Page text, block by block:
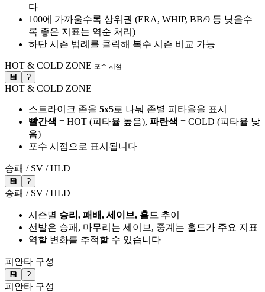
다
100에 가까울수록 상위권 (ERA, WHIP, BB/9 등 낮을수
록 좋은 지표는 역순 처리)
하단 시즌 범례를 클릭해 복수 시즌 비교 가능
HOT & COLD ZONE 포수 시점
💾 ?
HOT & COLD ZONE
스트라이크 존을 5x5로 나눠 존별 피타율을 표시
빨간색 = HOT (피타율 높음), 파란색 = COLD (피타율 낮
음)
포수 시점으로 표시됩니다
승패 / SV / HLD
💾 ?
승패 / SV / HLD
시즌별 승리, 패배, 세이브, 홀드 추이
선발은 승패, 마무리는 세이브, 중계는 홀드가 주요 지표
역할 변화를 추적할 수 있습니다
피안타 구성
💾 ?
피안타 구성